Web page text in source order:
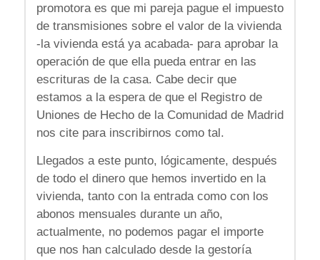
promotora es que mi pareja pague el impuesto
de transmisiones sobre el valor de la vivienda
-la vivienda está ya acabada- para aprobar la
operación de que ella pueda entrar en las
escrituras de la casa. Cabe decir que
estamos a la espera de que el Registro de
Uniones de Hecho de la Comunidad de Madrid
nos cite para inscribirnos como tal.
Llegados a este punto, lógicamente, después
de todo el dinero que hemos invertido en la
vivienda, tanto con la entrada como con los
abonos mensuales durante un año,
actualmente, no podemos pagar el importe
que nos han calculado desde la gestoría